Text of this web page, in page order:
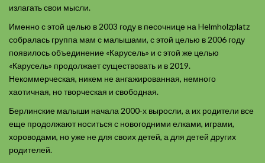
излагать свои мысли.
Именно с этой целью в 2003 году в песочнице на Helmholzplatz
собралась группа мам с малышами, с этой целью в 2006 году
появилось объединение «Карусель» и с этой же целью
«Карусель» продолжает существовать и в 2019.
Некоммерческая, никем не ангажированная, немного
хаотичная, но творческая и свободная.
Берлинские малыши начала 2000-х выросли, а их родители все
еще продолжают носиться с новогодними елками, играми,
хороводами, но уже не для своих детей, а для детей других
родителей.